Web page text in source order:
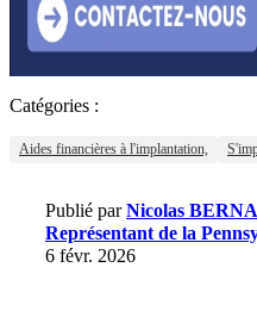
Catégories :
Aides financières à l'implantation,
Publié parNicolas
Représentant de la
6 févr. 2026